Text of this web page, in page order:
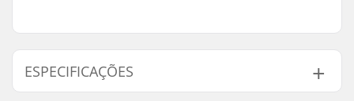
ESPECIFICAÇÕES